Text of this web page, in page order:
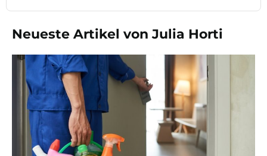
Neueste Artikel von Julia Horti